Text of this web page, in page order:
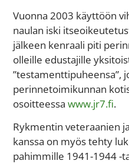
Vuonna 2003 käyttöön
naulan iski
jälkeen kenraali piti
olleille edustajille
”testamenttipuheensa”,
perinnetoimikunnan
osoitteessawww.jr7.fi.
Rykmentin veteraanien
kanssa on myös tehty
pahimmille 1941-1944 -